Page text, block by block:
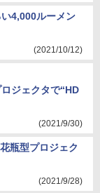
4,000ルーメン
(2021/10/12)
ジェクタで“HD
(2021/9/30)
瓶型プロジェク
(2021/9/28)